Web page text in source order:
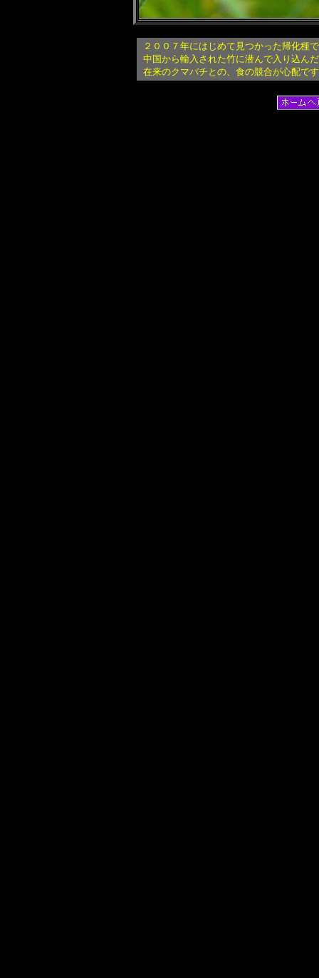
２００７年にはじめて見つかった帰化種
中国から輸入された竹に潜んで入り込ん
在来のクマバチとの、食の競合が心配で